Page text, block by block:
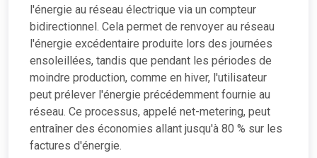
l'énergie au réseau électrique via un compteur
bidirectionnel. Cela permet de renvoyer au réseau
l'énergie excédentaire produite lors des journées
ensoleillées, tandis que pendant les périodes de
moindre production, comme en hiver, l'utilisateur
peut prélever l'énergie précédemment fournie au
réseau. Ce processus, appelé net-metering, peut
entraîner des économies allant jusqu'à 80 % sur les
factures d'énergie.